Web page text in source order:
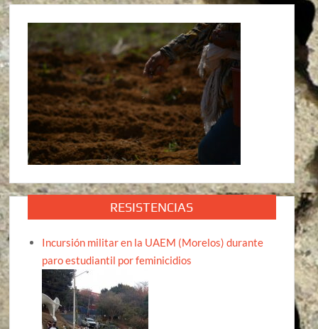
RESISTENCIAS
Incursión militar en la UAEM (Morelos) durante
paro estudiantil por feminicidios